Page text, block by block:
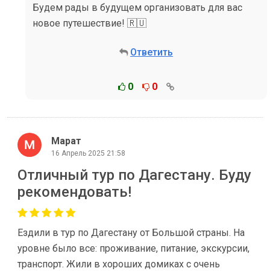
Будем рады в будущем организовать для вас
новое путешествие! 🇷🇺
Ответить
0 0
Марат
16 Апрель 2025 21:58
Отличный тур по Дагестану. Буду
рекомендовать!
Ездили в тур по Дагестану от Большой страны. На
уровне было все: проживание, питание, экскурсии,
транспорт. Жили в хороших домиках с очень